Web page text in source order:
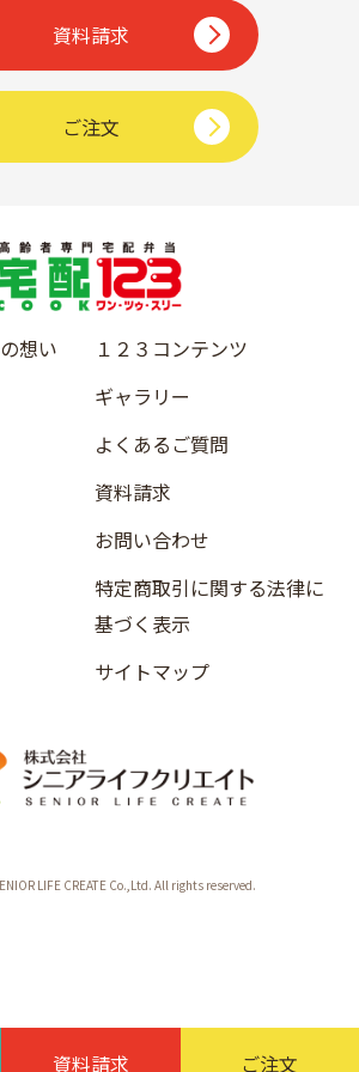
資料請求 ご注文
資料請求
ご注文
想い
１２３コンテンツ
ギャラリー
よくあるご質問
資料請求
お問い合わせ
特定商取引に関する法律に
基づく表示
サイトマップ
LIFE CREATE Co.,Ltd. All rights reserved.